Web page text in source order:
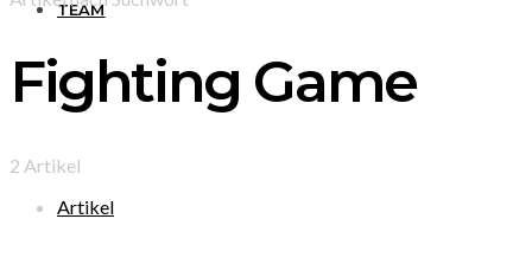
TEAM
Fighting Game
2 Artikel
Artikel